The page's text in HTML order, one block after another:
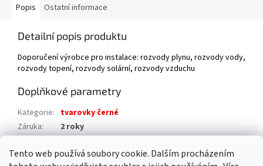
Tento web používá soubory cookie. Dalším procházením
Popis Ostatní informace
Detailní popis produktu
Doporučení výrobce pro instalace: rozvody plynu, rozvody vody,
rozvody topení, rozvody solární, rozvody vzduchu
Doplňkové parametry
Kategorie: tvarovky černé
Záruka:
2 roky
EAN: 8592018103979